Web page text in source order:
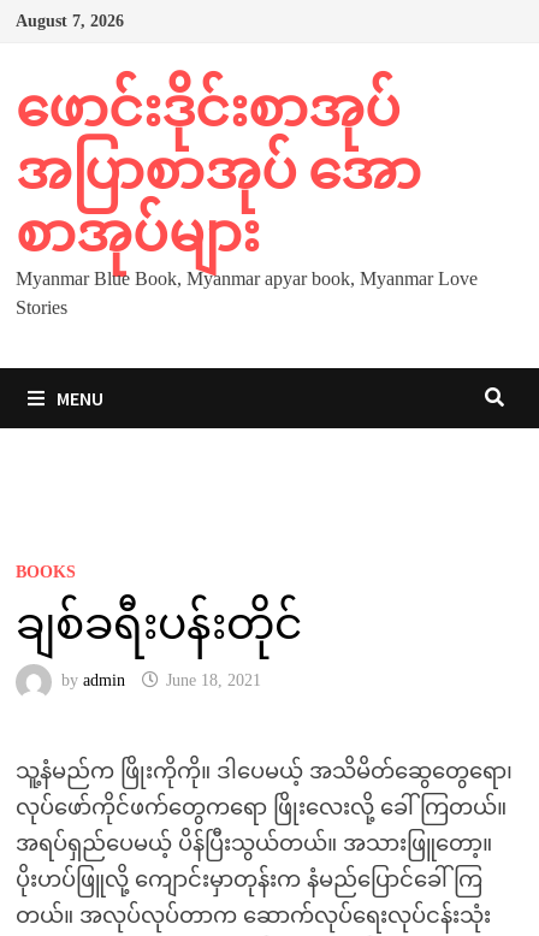
Skip
August 7, 2026
ဖောင်းဒိုင်းစာအုပ်
အပြာစာအုပ် အော
စာအုပ်များ
Myanmar Blue Book, Myanmar apyar book, Myanmar Love
Stories
MENU
BOOKS
ချစ်ခရီးပန်းတိုင်
by admin June 18, 2021
သူ့နံမည်က ဖြိုးကိုကို။ ဒါပေမယ့် အသိမိတ်ဆွေတွေရော၊
လုပ်ဖော်ကိုင်ဖက်တွေကရော ဖြိုးလေးလို့ ခေါ်ကြတယ်။
အရပ်ရှည်ပေမယ့် ပိန်ပြီးသွယ်တယ်။ အသားဖြူတော့။
ပိုးဟပ်ဖြူလို့ ကျောင်းမှာတုန်းက နံမည်ပြောင်ခေါ်ကြ
တယ်။ အလုပ်လုပ်တာက ဆောက်လုပ်ရေးလုပ်ငန်းသုံး